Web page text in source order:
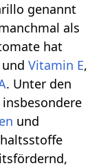
genannt
als
hat
undVitamin E,
. Unter den
und